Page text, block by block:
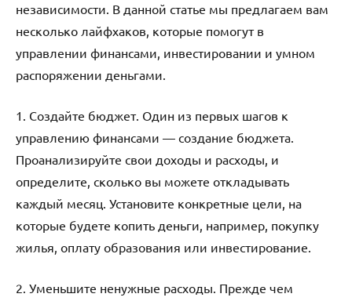
независимости. В данной статье мы предлагаем вам
несколько лайфхаков, которые помогут в
управлении финансами, инвестировании и умном
распоряжении деньгами.
1. Создайте бюджет. Один из первых шагов к
управлению финансами — создание бюджета.
Проанализируйте свои доходы и расходы, и
определите, сколько вы можете откладывать
каждый месяц. Установите конкретные цели, на
которые будете копить деньги, например, покупку
жилья, оплату образования или инвестирование.
2. Уменьшите ненужные расходы. Прежде чем